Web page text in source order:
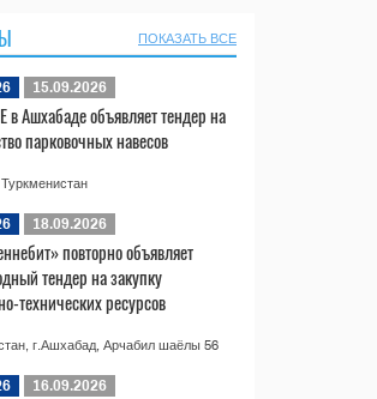
ПОКАЗАТЬ ВСЕ
15.09.2026
в Ашхабаде объявляет тендер на
парковочных навесов
18.09.2026
повторно объявляет
тендер на закупку
технических ресурсов
г.Ашхабад, Арчабил шаёлы 56
16.09.2026